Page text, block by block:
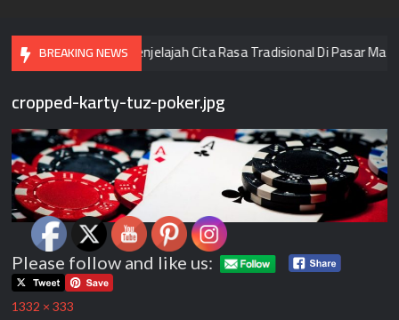
BREAKING NEWS
Bangkok Menjelajah Cita Rasa Tradisional Di Pasar
cropped-karty-tuz-poker.jpg
Please follow and like us:
Full
1332 × 333